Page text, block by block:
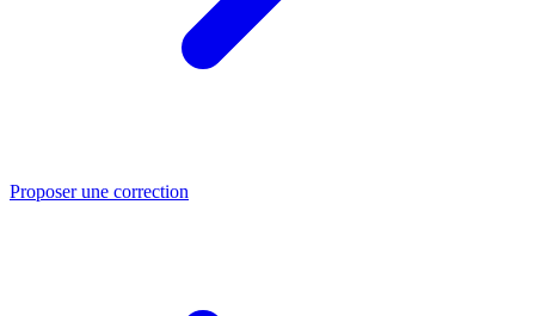
Proposer une correction